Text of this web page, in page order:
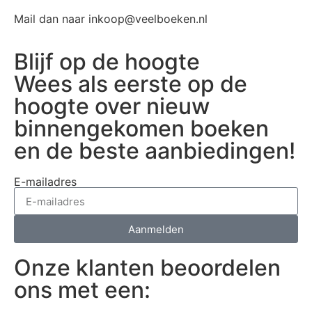
Mail dan naar inkoop@veelboeken.nl
Blijf op de hoogte
Wees als eerste op de
hoogte over nieuw
binnengekomen boeken
en de beste aanbiedingen!
E-mailadres
Aanmelden
Onze klanten beoordelen
ons met een: